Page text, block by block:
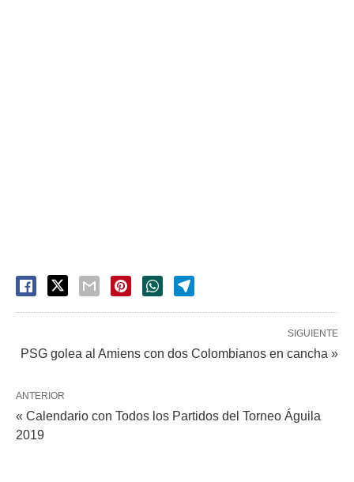
SIGUIENTE
PSG golea al Amiens con dos Colombianos en cancha »
ANTERIOR
« Calendario con Todos los Partidos del Torneo Águila
2019